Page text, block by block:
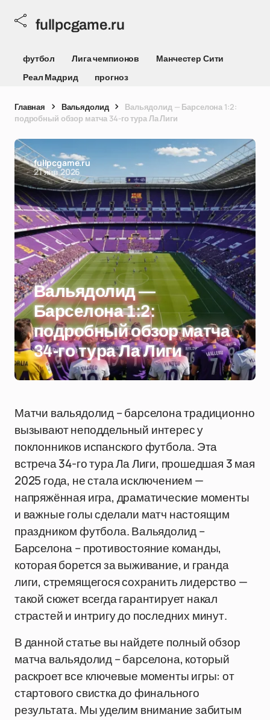
fullpcgame.ru
футбол Лига чемпионов
Манчестер Сити
Реал Мадрид
прогноз
Главная Вальядолид
Вальядолид — Барселона 1:2:
подробный обзор матча 34-го тура Ла Лиги
fullpcgame.ru
21 янв 2026
Вальядолид —
Барселона 1:2:
подробный обзор матча
34-го тура Ла Лиги
Матчи вальядолид – барселона традиционно
вызывают неподдельный интерес у
поклонников испанского футбола. Эта
встреча 34-го тура Ла Лиги, прошедшая 3 мая
2025 года, не стала исключением —
напряжённая игра, драматические моменты
и важные голы сделали матч настоящим
праздником футбола. Вальядолид –
Барселона – противостояние команды,
которая борется за выживание, и гранда
лиги, стремящегося сохранить лидерство —
такой сюжет всегда гарантирует накал
страстей и интригу до последних минут.
В данной статье вы найдете полный обзор
матча вальядолид – барселона, который
раскроет все ключевые моменты игры: от
стартового свистка до финального
результата. Мы уделим внимание забитым